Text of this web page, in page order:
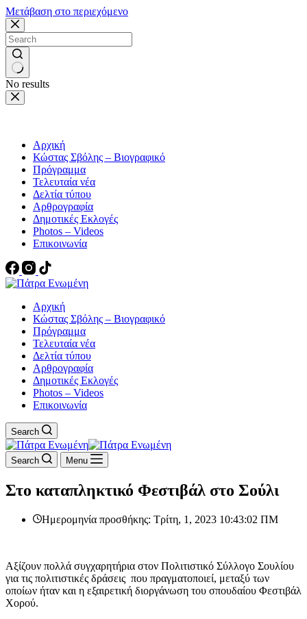
Μετάβαση στο περιεχόμενο
No results
Αρχική
Κώστας Σβόλης – Βιογραφικό
Πρόγραμμα
Τελευταία νέα
Δελτία τύπου
Αρθρογραφία
Δημοτικές Εκλογές
Photos – Videos
Επικοινωνία
Αρχική
Κώστας Σβόλης – Βιογραφικό
Πρόγραμμα
Τελευταία νέα
Δελτία τύπου
Αρθρογραφία
Δημοτικές Εκλογές
Photos – Videos
Επικοινωνία
Search
Search Menu
Στο καταπληκτικό Φεστιβάλ στο Σούλι
Ημερομηνία προσθήκης: Τρίτη, 1, 2023 10:43:02 ΠΜ
Αξίζουν πολλά συγχαρητήρια στον Πολιτιστικό Σύλλογο Σουλίου
για τις πολιτιστικές δράσεις που πραγματοποιεί, μεταξύ των
οποίων ήταν και η εξαιρετική διοργάνωση του σπουδαίου Φεστιβάλ
Χορού.